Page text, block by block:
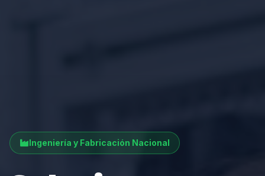
Ingeniería y Fabricación Nacional